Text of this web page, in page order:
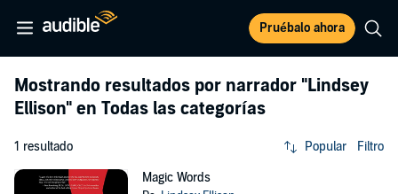
Pruébalo ahora
Mostrando resultados por narrador "Lindsey
Ellison" en Todas las categorías
1 resultado Popular Filtro
Magic Words